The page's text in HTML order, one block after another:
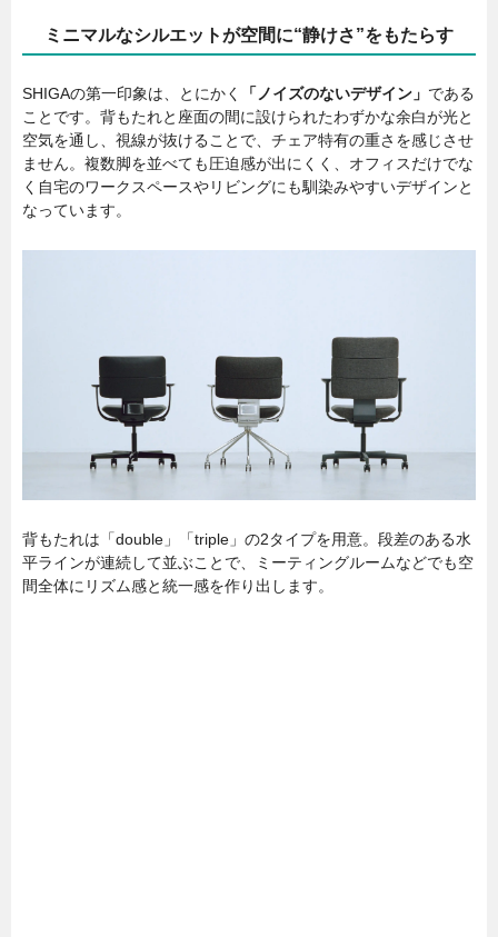
ミニマルなシルエットが空間に“静けさ”をもたらす
SHIGAの第一印象は、とにかく 「ノイズのないデザイン」 である
ことです。背もたれと座面の間に設けられたわずかな余白が光と
空気を通し、視線が抜けることで、チェア特有の重さを感じさせ
ません。複数脚を並べても圧迫感が出にくく、オフィスだけでな
く自宅のワークスペースやリビングにも馴染みやすいデザインと
なっています。
背もたれは「double」「triple」の2タイプを用意。段差のある水
平ラインが連続して並ぶことで、ミーティングルームなどでも空
間全体にリズム感と統一感を作り出します。